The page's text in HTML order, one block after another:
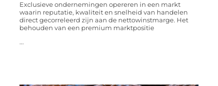
Exclusieve ondernemingen opereren in een markt
waarin reputatie, kwaliteit en snelheid van handelen
direct gecorreleerd zijn aan de nettowinstmarge. Het
behouden van een premium marktpositie
...